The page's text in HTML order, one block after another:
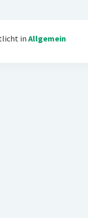
in Allgemein